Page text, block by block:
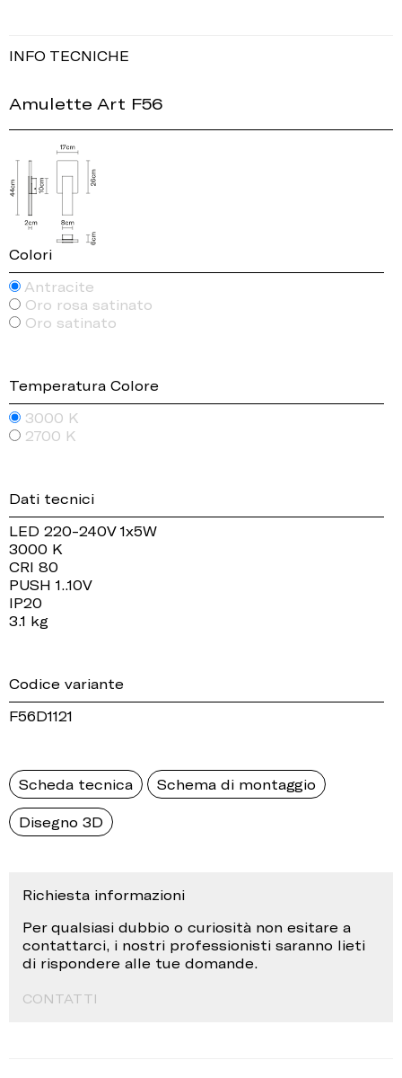
INFO TECNICHE
Amulette Art F56
Colori
Antracite
Oro rosa satinato
Oro satinato
Temperatura Colore
3000 K
2700 K
Dati tecnici
LED 220-240V 1x5W
3000 K
CRI 80
PUSH 1..10V
IP20
3.1 kg
Codice variante
F56D1121
Scheda tecnica Schema di montaggio
Disegno 3D
Richiesta informazioni
Per qualsiasi dubbio o curiosità non esitare a
contattarci, i nostri professionisti saranno lieti
di rispondere alle tue domande.
CONTATTI